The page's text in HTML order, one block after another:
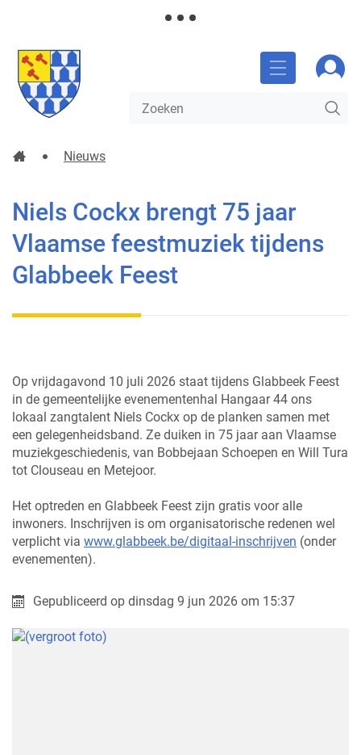
Gemeente
Glabbeek
MENU
Waarmee
kunnen
Startpagina
Nieuws
Niels Cockx brengt 75 jaar
Vlaamse feestmuziek tijdens
Glabbeek Feest
Op vrijdagavond 10 juli 2026 staat tijdens Glabbeek Feest
in de gemeentelijke evenementenhal Hangaar 44 ons
lokaal zangtalent Niels Cockx op de planken samen met
een gelegenheidsband. Ze duiken in 75 jaar aan Vlaamse
muziekgeschiedenis, van Bobbejaan Schoepen en Will Tura
tot Clouseau en Metejoor.
Het optreden en Glabbeek Feest zijn gratis voor alle
inwoners. Inschrijven is om organisatorische redenen wel
verplicht via www.glabbeek.be/digitaal-inschrijven (onder
evenementen).
Gepubliceerd op dinsdag 9 jun 2026 om 15:37